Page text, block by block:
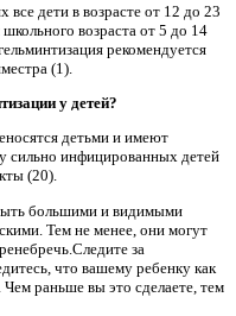
дети в возрасте от 12 до 23
возраста от 5 до 14
рекомендуется
(1).
у детей?
детьми и имеют
сильно инфицированных детей
(20).
большими и видимыми
Тем не менее, они могут
за
что вашему ребенку как
раньше вы это сделаете, тем